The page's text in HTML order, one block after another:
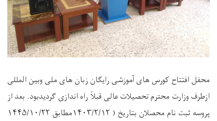
محفل افتتاح کورس های آموزشی رایگان زبان های ملی وبین المللی
ازطرف وزارت محترم تحصیلات عالی قبلاً راه اندازی گردیدبود. بعد از
پروسه ثبت نام محصلان بتاریخ ( ۱۴۰۳/۲/۱۲مطابق ۱۴۴۵/۱۰/۲۲